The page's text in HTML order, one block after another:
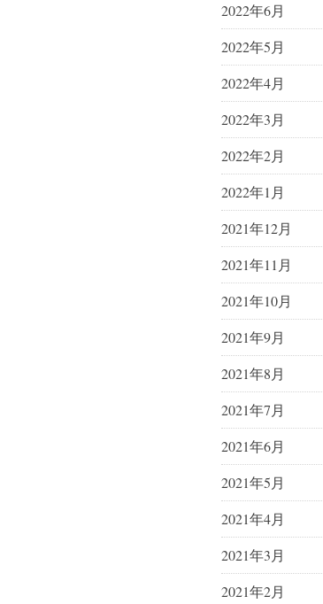
2022年6月
2022年5月
2022年4月
2022年3月
2022年2月
2022年1月
2021年12月
2021年11月
2021年10月
2021年9月
2021年8月
2021年7月
2021年6月
2021年5月
2021年4月
2021年3月
2021年2月